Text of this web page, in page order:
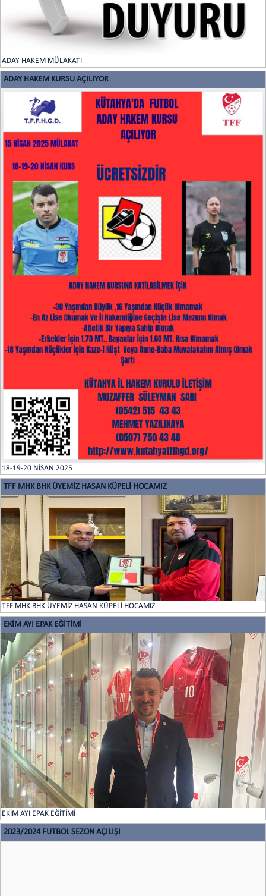
ADAY HAKEM MÜLAKATI
ADAY HAKEM KURSU AÇILIYOR
18-19-20 NİSAN 2025
TFF MHK BHK ÜYEMİZ HASAN KÜPELİ HOCAMIZ
TFF MHK BHK ÜYEMİZ HASAN KÜPELİ HOCAMIZ
EKİM AYI EPAK EĞİTİMİ
EKİM AYI EPAK EĞİTİMİ
2023/2024 FUTBOL SEZON AÇILIŞI